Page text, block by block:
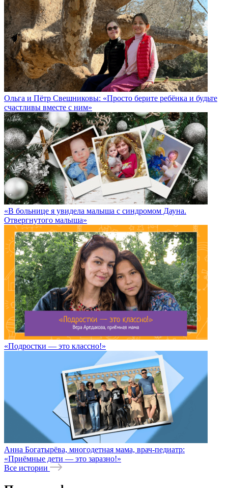
Ольга и Пётр Свешниковы: «Просто берите ребёнка и будьте
счастливы вместе с ним»
«В больнице я увидела малыша с синдромом Дауна.
Отвергнутого малыша»
«Подростки — это классно!»
Анна Богатырёва, многодетная мама, врач-педиатр:
«Приёмные дети — это заразно!»
Все истории